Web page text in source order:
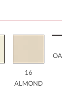
16
ALMOND